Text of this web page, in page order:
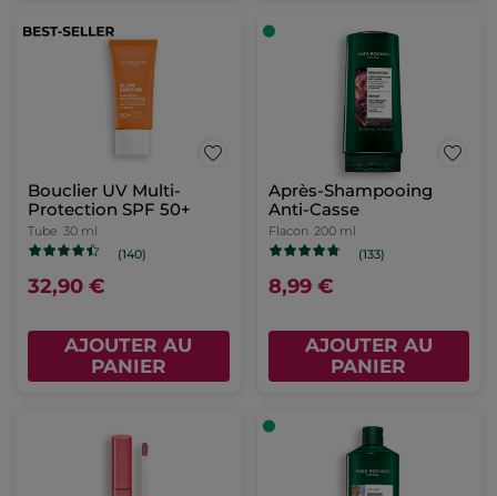
Bouclier UV Multi-
Protection SPF 50+​
Tube 30 ml
(140)
32,90 €
AJOUTER AU
PANIER
Après-Shampooing
Anti-Casse
Flacon 200 ml
(133)
8,99 €
AJOUTER AU
PANIER